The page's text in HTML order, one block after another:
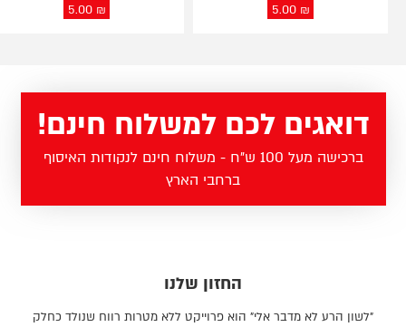
5.00 ₪
5.00 ₪
דואגים לכם למשלוח חינם!
ברכישה מעל 100 ש"ח - משלוח חינם לנקודות האיסוף
ברחבי הארץ
החזון שלנו
"לשון הרע לא מדבר אלי" הוא פרוייקט ללא מטרות רווח שנולד כחלק